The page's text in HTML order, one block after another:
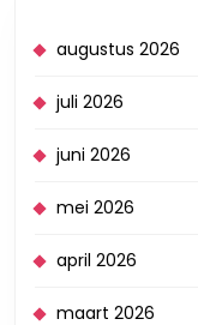
augustus 2026
juli 2026
juni 2026
mei 2026
april 2026
maart 2026